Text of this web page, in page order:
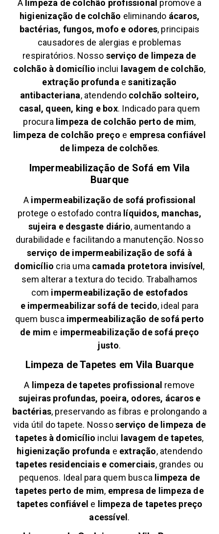
A limpeza de colchão profissional promove a
higienização de colchão eliminando ácaros,
bactérias, fungos, mofo e odores, principais
causadores de alergias e problemas
respiratórios. Nosso serviço de limpeza de
colchão à domicílio inclui lavagem de colchão,
extração profunda esanitização
antibacteriana, atendendo colchão solteiro,
casal, queen, king e box. Indicado para quem
procura limpeza de colchão perto de mim,
limpeza de colchão preço e empresa confiável
de limpeza de colchões.
Impermeabilização de Sofá em Vila
Buarque
A impermeabilização de sofá profissional
protege o estofado contra líquidos, manchas,
sujeira e desgaste diário, aumentando a
durabilidade e facilitando a manutenção. Nosso
serviço de impermeabilização de sofá à
domicílio cria uma camada protetora invisível,
sem alterar a textura do tecido. Trabalhamos
com impermeabilização de estofados
e impermeabilizar sofá de tecido, ideal para
quem busca impermeabilização de sofá perto
de mim e impermeabilização de sofá preço
justo.
Limpeza de Tapetes em Vila Buarque
A limpeza de tapetes profissional remove
sujeiras profundas, poeira, odores, ácaros e
bactérias, preservando as fibras e prolongando a
vida útil do tapete. Nossoserviço de limpeza de
tapetes à domicílio inclui lavagem de tapetes,
higienização profunda e extração, atendendo
tapetes residenciais e comerciais, grandes ou
pequenos. Ideal para quem busca limpeza de
tapetes perto de mim, empresa de limpeza de
tapetes confiável e limpeza de tapetes preço
acessível .